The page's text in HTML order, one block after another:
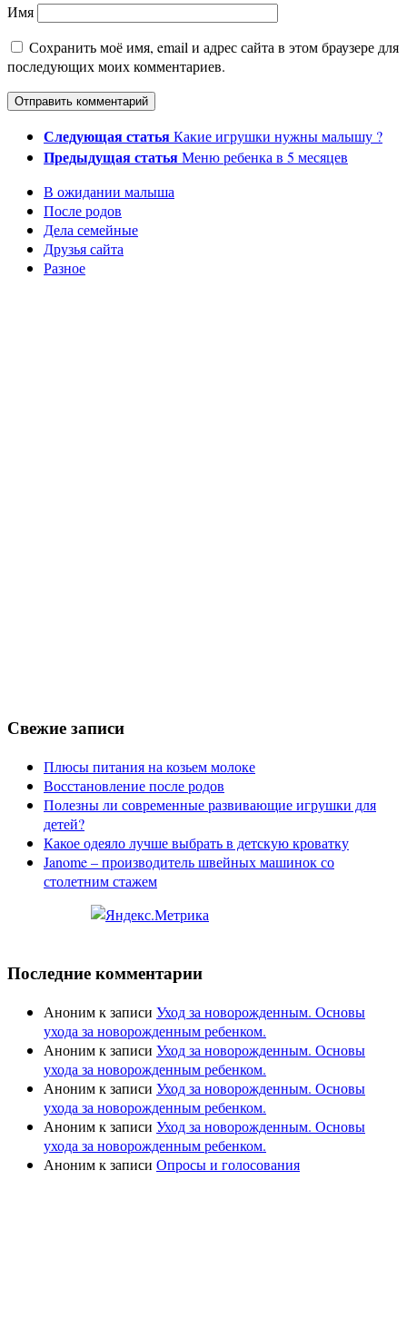
Имя
Сохранить моё имя, email и адрес сайта в этом браузере для
последующих моих комментариев.
Следующая статьяКакие игрушки нужны малышу ?
Предыдущая статьяМеню ребенка в 5 месяцев
В ожидании малыша
После родов
Дела семейные
Друзья сайта
Разное
Свежие записи
Плюсы питания на козьем молоке
Восстановление после родов
Полезны ли современные развивающие игрушки для
детей?
Какое одеяло лучше выбрать в детскую кроватку
Janome – производитель швейных машинок со
столетним стажем
Последние комментарии
Анонимк записи Уход за новорожденным. Основы
ухода за новорожденным ребенком.
Анонимк записи Уход за новорожденным. Основы
ухода за новорожденным ребенком.
Анонимк записи Уход за новорожденным. Основы
ухода за новорожденным ребенком.
Анонимк записи Уход за новорожденным. Основы
ухода за новорожденным ребенком.
Анонимк записи Опросы и голосования